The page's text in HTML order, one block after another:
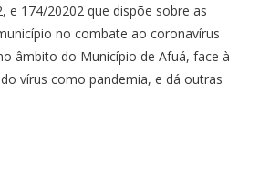
e 174/20202 que dispõe sobre as
no combate ao coronavírus
âmbito do Município de Afuá, face à
vírus como pandemia, e dá outras